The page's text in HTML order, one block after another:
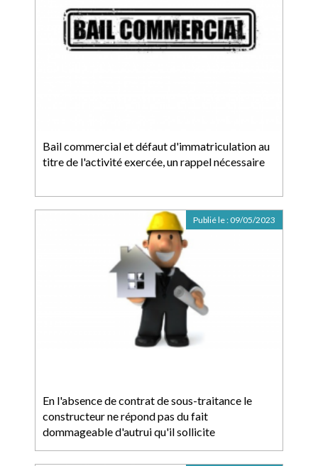
Bail commercial et défaut d'immatriculation au
titre de l'activité exercée, un rappel nécessaire
En l'absence de contrat de sous-traitance le
constructeur ne répond pas du fait
dommageable d'autrui qu'il sollicite
Publié le : 09/05/2023